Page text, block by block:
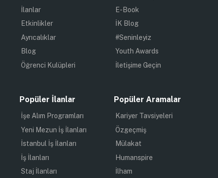
İlanlar
Etkinlikler
Ayrıcalıklar
Blog
Öğrenci Kulüpleri
E-Book
İK Blog
#Seninleyiz
Youth Awards
İletişime Geçin
Popüler İlanlar
İşe Alım Programları
Yeni Mezun İş İlanları
İstanbul İş İlanları
İş İlanları
Staj İlanları
Popüler Aramalar
Kariyer Tavsiyeleri
Özgeçmiş
Mülakat
Humanspire
İlham